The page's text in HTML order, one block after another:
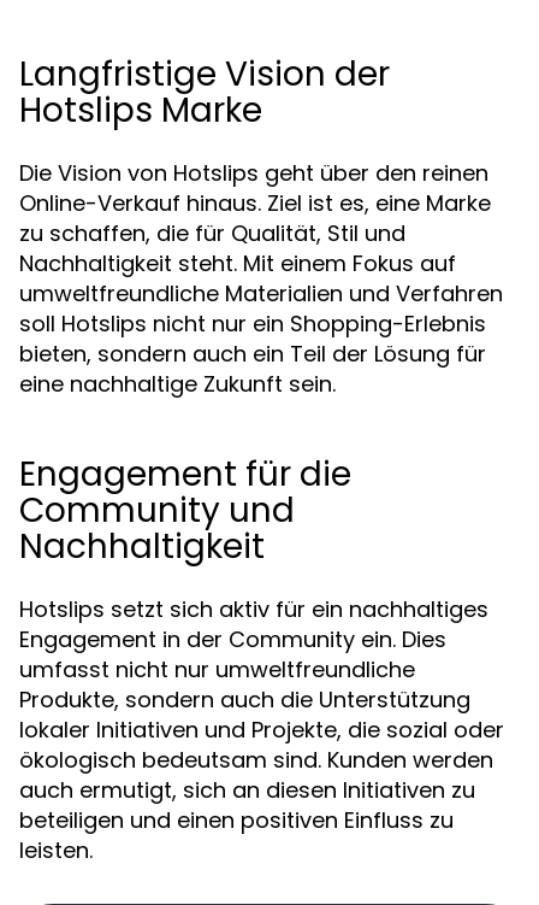
Langfristige Vision der
Hotslips Marke
Die Vision von Hotslips geht über den reinen
Online-Verkauf hinaus. Ziel ist es, eine Marke
zu schaffen, die für Qualität, Stil und
Nachhaltigkeit steht. Mit einem Fokus auf
umweltfreundliche Materialien und Verfahren
soll Hotslips nicht nur ein Shopping-Erlebnis
bieten, sondern auch ein Teil der Lösung für
eine nachhaltige Zukunft sein.
Engagement für die
Community und
Nachhaltigkeit
Hotslips setzt sich aktiv für ein nachhaltiges
Engagement in der Community ein. Dies
umfasst nicht nur umweltfreundliche
Produkte, sondern auch die Unterstützung
lokaler Initiativen und Projekte, die sozial oder
ökologisch bedeutsam sind. Kunden werden
auch ermutigt, sich an diesen Initiativen zu
beteiligen und einen positiven Einfluss zu
leisten.